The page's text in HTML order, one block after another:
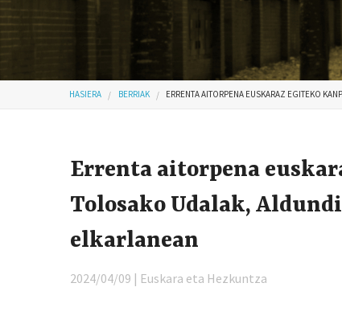
Hemen zaude
HASIERA BERRIAK ERRENTA AITORPENA EUSKARAZ EGITEKO
Errenta aitorpena
Tolosako Udalak,
elkarlanean
2024/04/09 | Euskara eta Hezkuntza